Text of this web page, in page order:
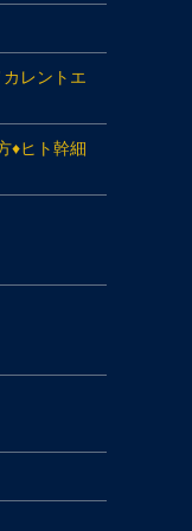
レントエ
♦ヒト幹細